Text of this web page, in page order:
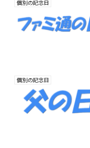
個別の記念日
個別の記念日